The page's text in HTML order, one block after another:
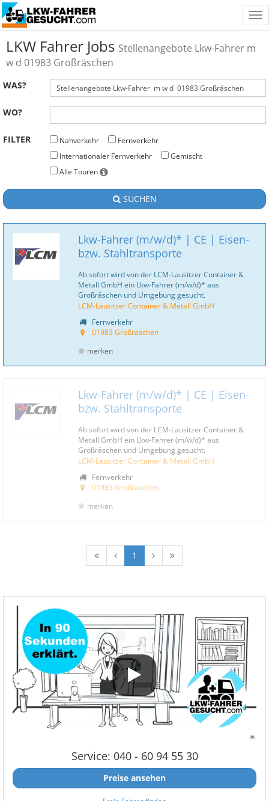
LKW Fahrer Jobs Stellenangebote Lkw-Fahrer m
w d 01983 Großräschen
WAS?
WO?
FILTER Nahverkehr
Fernverkehr
Internationaler Fernverkehr
Gemischt
Alle Touren
SUCHEN
Lkw-Fahrer (m/w/d)* | CE | Eisen-
bzw. Stahltransporte
Ab sofort wird von der LCM-Lausitzer Container &
Metall GmbH ein Lkw-Fahrer (m/w/d)* aus
Großräschen und Umgebung gesucht.
LCM-Lausitzer Container & Metall GmbH
Fernverkehr
01983 Großräschen
merken
Lkw-Fahrer (m/w/d)* | CE | Eisen-
bzw. Stahltransporte
Ab sofort wird von der LCM-Lausitzer Container &
Metall GmbH ein Lkw-Fahrer (m/w/d)* aus
Großräschen und Umgebung gesucht.
LCM-Lausitzer Container & Metall GmbH
Fernverkehr
01983 Großräschen
merken
1
Service: 040 - 60 94 55 30
Preise ansehen